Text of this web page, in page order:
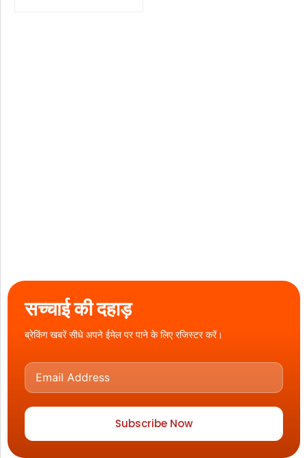
सच्चाई की दहाड़
ब्रेकिंग खबरें सीधे अपने ईमेल पर पाने के लिए रजिस्टर करें।
Subscribe Now